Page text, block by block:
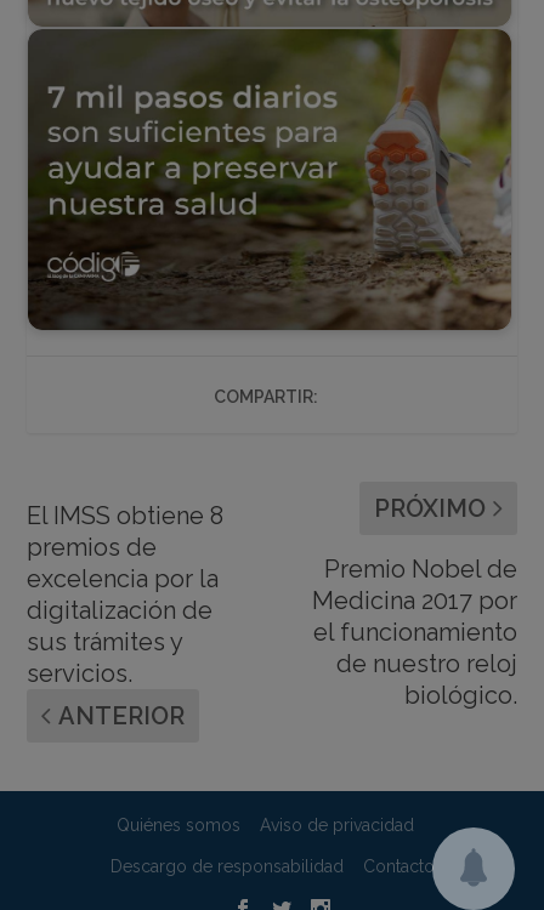
COMPARTIR:
El IMSS obtiene 8
premios de
excelencia por la
digitalización de
sus trámites y
servicios.
ANTERIOR
PRÓXIMO
Premio Nobel de
Medicina 2017 por
el funcionamiento
de nuestro reloj
biológico.
Quiénes somos Aviso de privacidad
Descargo de responsabilidad Contacto